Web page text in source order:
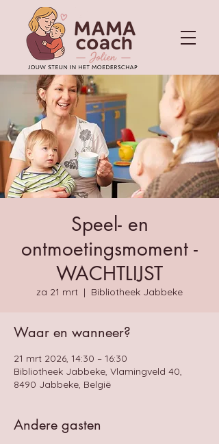
Speel- en
ontmoetingsmoment -
WACHTLIJST
za 21 mrt
  |
Bibliotheek Jabbeke
Waar en wanneer?
21 mrt 2026, 14:30 – 16:30
Bibliotheek Jabbeke, Vlamingveld 40,
8490 Jabbeke, België
Andere gasten